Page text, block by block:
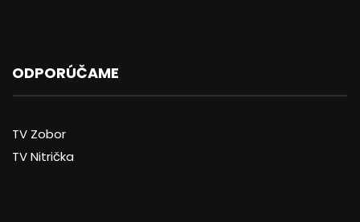
ODPORÚČAME
TV Zobor
TV Nitrička